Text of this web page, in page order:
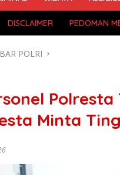
DISCLAIMER PEDOMAN
POLRI
Minta